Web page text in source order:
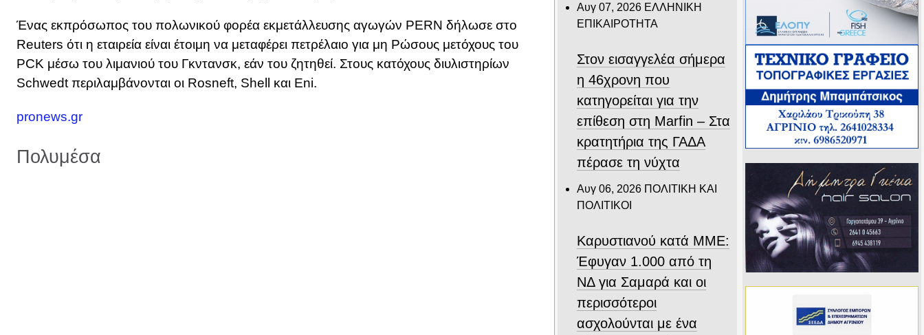
Ένας εκπρόσωπος του πολωνικού φορέα εκμετάλλευσης αγωγών PERN δήλωσε στο
Reuters ότι η εταιρεία είναι έτοιμη να μεταφέρει πετρέλαιο για μη Ρώσους μετόχους του
PCK μέσω του λιμανιού του Γκντανσκ, εάν του ζητηθεί. Στους κατόχους διυλιστηρίων
Schwedt περιλαμβάνονται οι Rosneft, Shell και Eni.
pronews.gr
Πολυμέσα
Αυγ 07, 2026 ΕΛΛΗΝΙΚΗ
ΕΠΙΚΑΙΡΟΤΗΤΑ
Στον εισαγγελέα σήμερα
η 46χρονη που
κατηγορείται για την
επίθεση στη Marfin – Στα
κρατητήρια της ΓΑΔΑ
πέρασε τη νύχτα
Αυγ 06, 2026 ΠΟΛΙΤΙΚΗ ΚΑΙ
ΠΟΛΙΤΙΚΟΙ
Καρυστιανού κατά ΜΜΕ:
Έφυγαν 1.000 από τη
ΝΔ για Σαμαρά και οι
περισσότεροι
ασχολούνται με ένα